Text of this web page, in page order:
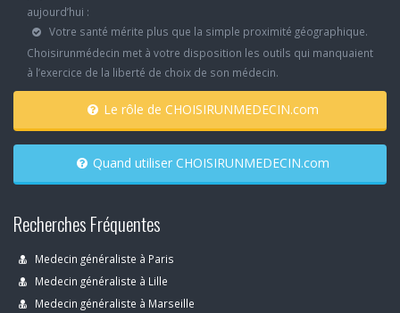
aujourd’hui :
Votre santé mérite plus que la simple proximité géographique.
Choisirunmédecin met à votre disposition les outils qui manquaient
à l’exercice de la liberté de choix de son médecin.
Le rôle de CHOISIRUNMEDECIN.com
Quand utiliser CHOISIRUNMEDECIN.com
Recherches Fréquentes
Medecin généraliste à Paris
Medecin généraliste à Lille
Medecin généraliste à Marseille